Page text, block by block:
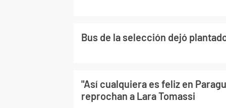
Bus de la selección dejó
"Así cualquiera es feliz en
reprochan a Lara Tomassi